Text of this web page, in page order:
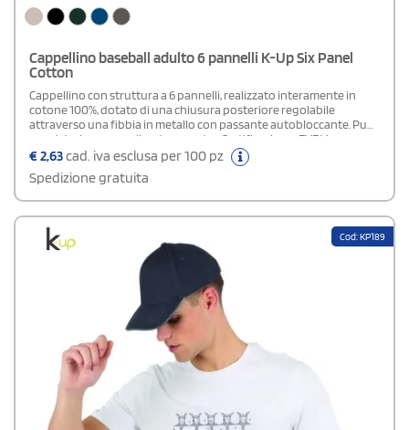
Cappellino baseball adulto 6 pannelli K-Up Six Panel
Cotton
Cappellino con struttura a 6 pannelli, realizzato interamente in
cotone 100%, dotato di una chiusura posteriore regolabile
attraverso una fibbia in metallo con passante autobloccante. Puoi
acquistarlo personalizzato o neutro.Certificazione: EVE Vegan
€2,63cad. iva esclusa per 100 pz
Spedizione gratuita
Cod: KP189